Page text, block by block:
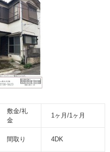
敷金/礼
金
1ヶ月/1ヶ月
間取り 4DK